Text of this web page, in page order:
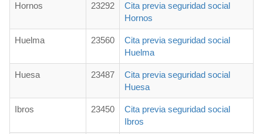
Hornos 23292
Cita previa seguridad social
Hornos
Huelma 23560
Cita previa seguridad social
Huelma
Huesa 23487
Cita previa seguridad social
Huesa
Ibros 23450
Cita previa seguridad social
Ibros